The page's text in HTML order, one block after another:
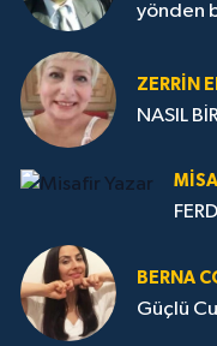
yönden
ZERRIN
NASIL
BERNA
Güçlü